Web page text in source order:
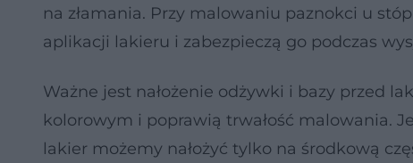
na złamania. Przy malowaniu paznokci u
aplikacji lakieru i zabezpieczą go podczas
Ważne jest nałożenie odżywki i bazy przed
kolorowym i poprawią trwałość malowania.
lakier możemy nałożyć tylko na środkową